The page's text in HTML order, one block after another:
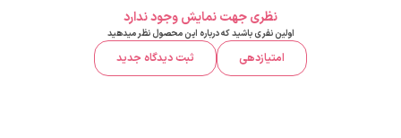
نظری جهت نمایش وجود ندارد
اولین نفری باشید که درباره این محصول نظر میدهید
امتیازدهی ثبت دیدگاه جدید